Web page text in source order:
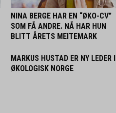
NINA BERGE HAR EN “ØKO-CV”
SOM FÅ ANDRE. NÅ HAR HUN
BLITT ÅRETS MEITEMARK
MARKUS HUSTAD ER NY LEDER I
ØKOLOGISK NORGE